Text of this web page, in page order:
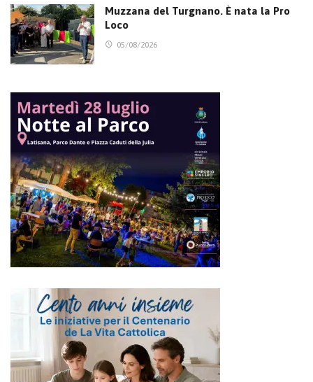
Muzzana del Turgnano. È nata la Pro
Loco
05/08/2026